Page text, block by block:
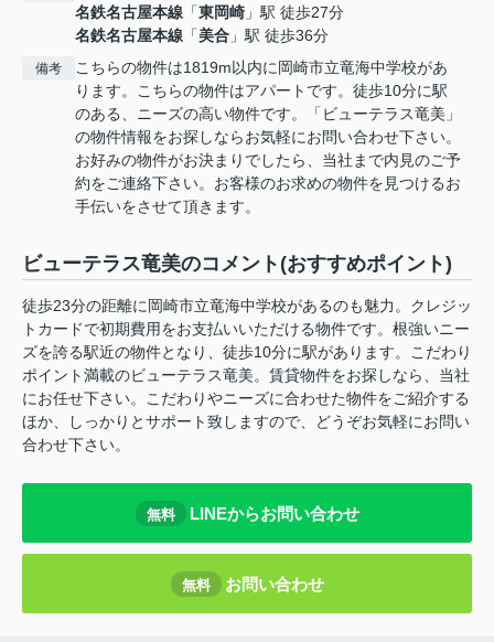
名鉄名古屋本線 「東岡崎 」駅 徒歩27分
名鉄名古屋本線 「美合 」駅 徒歩36分
備考
こちらの物件は1819m以内に岡崎市立竜海中学校があ
ります。こちらの物件はアパートです。徒歩10分に駅
のある、ニーズの高い物件です。「ビューテラス竜美」
の物件情報をお探しならお気軽にお問い合わせ下さい。
お好みの物件がお決まりでしたら、当社まで内見のご予
約をご連絡下さい。お客様のお求めの物件を見つけるお
手伝いをさせて頂きます。
ビューテラス竜美のコメント(おすすめポイント)
徒歩23分の距離に岡崎市立竜海中学校があるのも魅力。クレジッ
トカードで初期費用をお支払いいただける物件です。根強いニー
ズを誇る駅近の物件となり、徒歩10分に駅があります。こだわり
ポイント満載のビューテラス竜美。賃貸物件をお探しなら、当社
にお任せ下さい。こだわりやニーズに合わせた物件をご紹介する
ほか、しっかりとサポート致しますので、どうぞお気軽にお問い
合わせ下さい。
無料 LINEからお問い合わせ
無料 お問い合わせ